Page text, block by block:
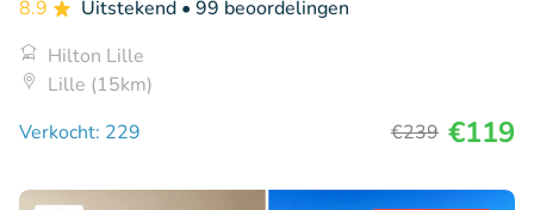
8.9 Uitstekend • 99 beoordelingen
Hilton Lille
Lille (15km)
Verkocht: 229
€239 €119